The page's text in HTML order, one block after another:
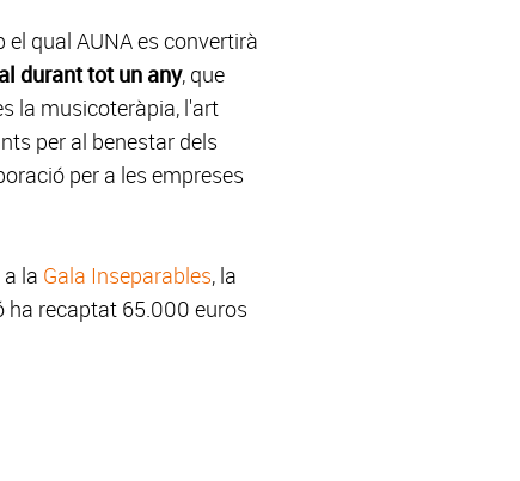
el qual AUNA es convertirà
durant tot un any, que
la musicoteràpia, l'art
per al benestar dels
per a les empreses
la Gala Inseparables, la
ha recaptat 65.000 euros